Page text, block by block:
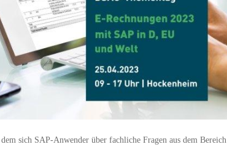
sich SAP-Anwender über fachliche Fragen aus dem Bereich